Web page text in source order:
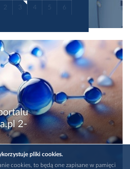
2 3 4 5 6
2-
pliki cookies.
cookies, to będą one zapisane w pamięci